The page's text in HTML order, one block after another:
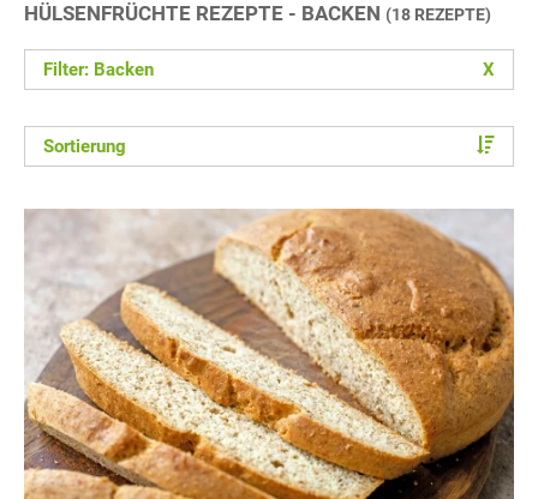
HÜLSENFRÜCHTE REZEPTE - BACKEN (18 REZEPTE)
Filter: Backen X
Sortierung